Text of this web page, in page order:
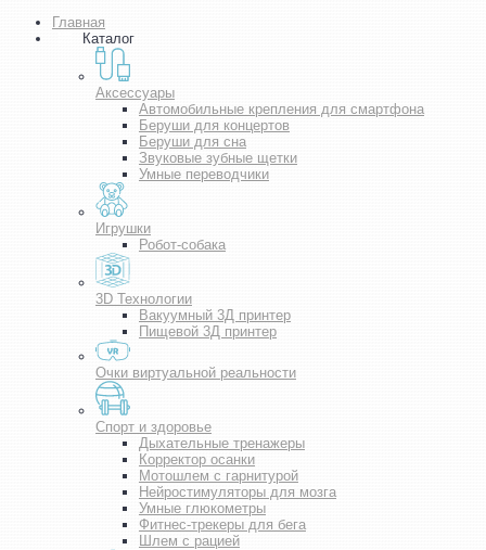
Главная
Каталог
Аксессуары
Автомобильные крепления для смартфона
Беруши для концертов
Беруши для сна
Звуковые зубные щетки
Умные переводчики
Игрушки
Робот-собака
3D Технологии
Вакуумный 3Д принтер
Пищевой 3Д принтер
Очки виртуальной реальности
Спорт и здоровье
Дыхательные тренажеры
Корректор осанки
Мотошлем с гарнитурой
Нейростимуляторы для мозга
Умные глюкометры
Фитнес-трекеры для бега
Шлем с рацией